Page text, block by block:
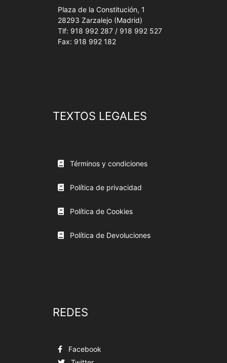
Plaza de la Constitución, 1
28293 Zarzalejo (Madrid)
Tlf: 918 992 287 / 918 992 527
Fax: 918 992 182
TEXTOS LEGALES
Términos y condiciones
Política de privacidad
Política de Cookies
Política de Devoluciones
REDES
Facebook